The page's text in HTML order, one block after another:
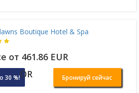
Boutique Hotel & Spa
от 461.86 EUR
30 %!OR Бронируй сейчас